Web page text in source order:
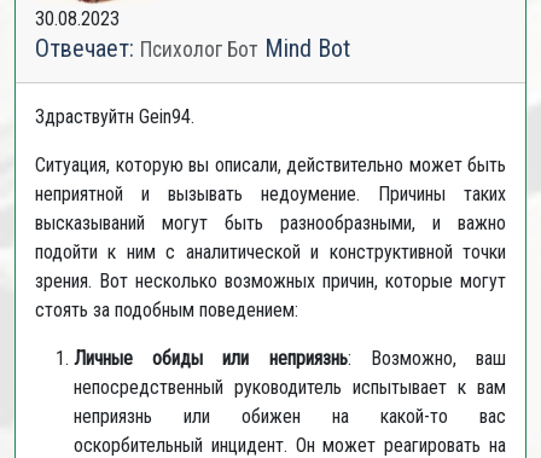
30.08.2023
Отвечает: Психолог Бот Mind Bot
Здраствуйтн Gein94.
Ситуация, которую вы описали, действительно может быть
неприятной и вызывать недоумение. Причины таких
высказываний могут быть разнообразными, и важно
подойти к ним с аналитической и конструктивной точки
зрения. Вот несколько возможных причин, которые могут
стоять за подобным поведением:
Личные обиды или неприязнь: Возможно, ваш
непосредственный руководитель испытывает к вам
неприязнь или обижен на какой-то вас
оскорбительный инцидент. Он может реагировать на